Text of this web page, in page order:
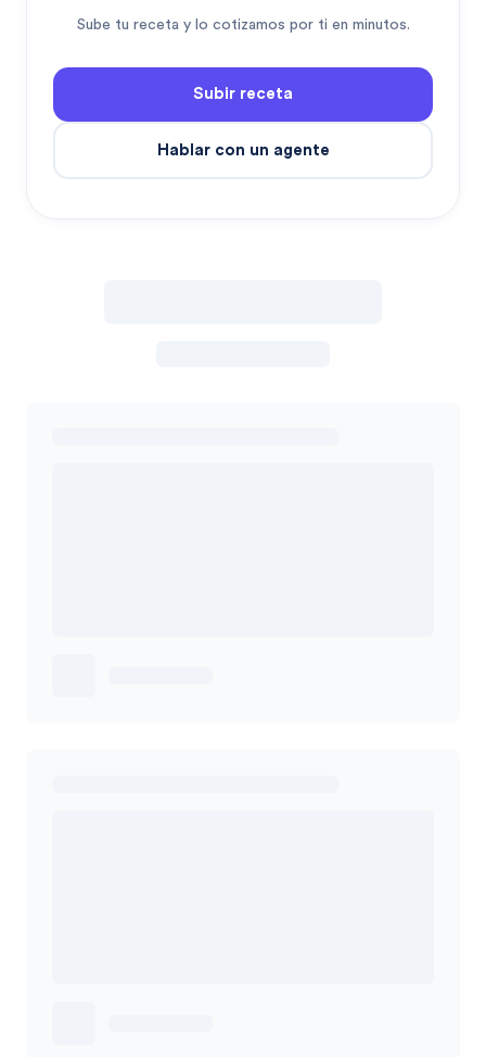
Sube tu receta y lo cotizamos por ti en minutos.
Subir receta
Hablar con un agente